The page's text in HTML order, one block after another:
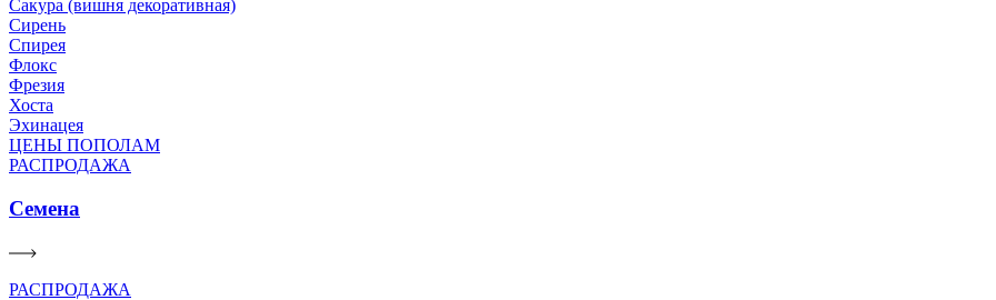
Сакура (вишня декоративная)
Сирень
Спирея
Флокс
Фрезия
Хоста
Эхинацея
ЦЕНЫ ПОПОЛАМ
РАСПРОДАЖА
Семена
РАСПРОДАЖА